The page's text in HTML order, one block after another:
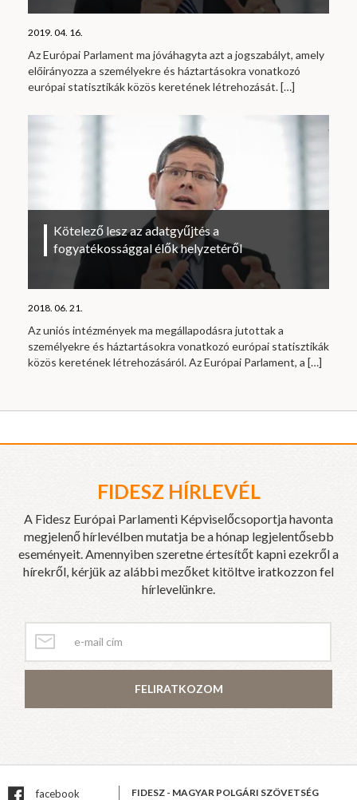
2019. 04. 16.
Az Európai Parlament ma jóváhagyta azt a jogszabályt, amely
előirányozza a személyekre és háztartásokra vonatkozó
európai statisztikák közös keretének létrehozását.[…]
Kötelező lesz az adatgyűjtés a
fogyatékossággal élők helyzetéről
2018. 06. 21.
Az uniós intézmények ma megállapodásra jutottak a
személyekre és háztartásokra vonatkozó európai statisztikák
közös keretének létrehozásáról. Az Európai Parlament, a […]
FIDESZ HÍRLEVÉL
A Fidesz Európai Parlamenti Képviselőcsoportja havonta
megjelenő hírlevélben mutatja be a hónap legjelentősebb
eseményeit. Amennyiben szeretne értesítőt kapni ezekről a
hírekről, kérjük az alábbi mezőket kitöltve iratkozzon fel
hírlevelünkre.
FELIRATKOZOM
facebook
FIDESZ - MAGYAR POLGÁRI SZÖVETSÉG